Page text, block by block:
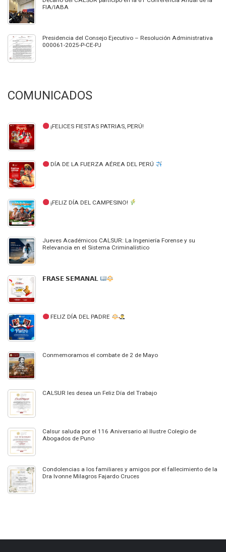
FIA/IABA
Presidencia del Consejo Ejecutivo – Resolución Administrativa
000061-2025-P-CE-PJ
COMUNICADOS
¡FELICES FIESTAS PATRIAS, PERÚ!
DÍA DE LA FUERZA AÉREA DEL PERÚ
¡FELIZ DÍA DEL CAMPESINO!
Jueves Académicos CALSUR: La Ingeniería Forense y su
Relevancia en el Sistema Criminalístico
𝗙𝗥𝗔𝗦𝗘 𝗦𝗘𝗠𝗔𝗡𝗔𝗟
FELIZ DÍA DEL PADRE
Conmemoramos el combate de 2 de Mayo
CALSUR les desea un Feliz Día del Trabajo
Calsur saluda por el 116 Aniversario al Ilustre Colegio de
Abogados de Puno
Condolencias a los familiares y amigos por el fallecimiento de la
Dra Ivonne Milagros Fajardo Cruces